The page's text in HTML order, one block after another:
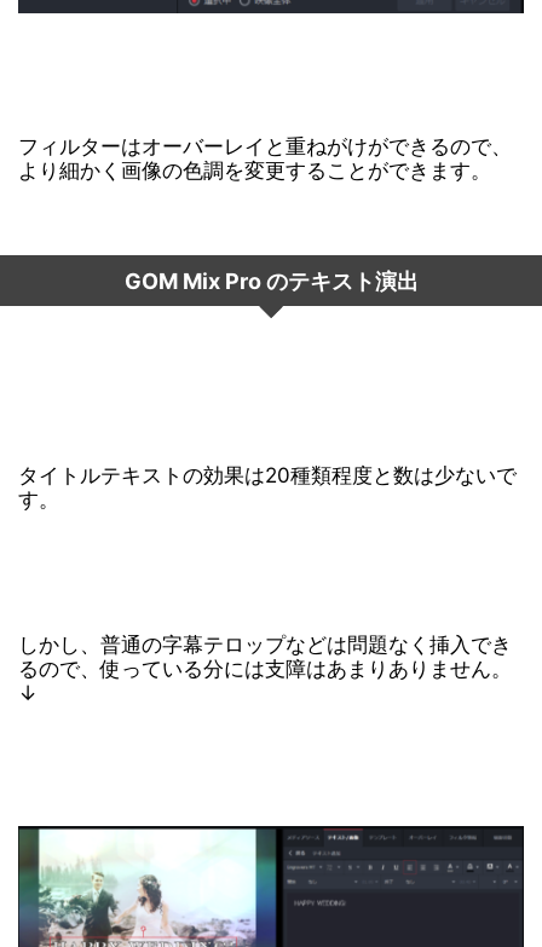
フィルターはオーバーレイと重ねがけができるので、
より細かく画像の色調を変更することができます。
GOM Mix Pro のテキスト演出
タイトルテキストの効果は20種類程度と数は少ないで
す。
しかし、普通の字幕テロップなどは問題なく挿入でき
るので、使っている分には支障はあまりありません。
↓